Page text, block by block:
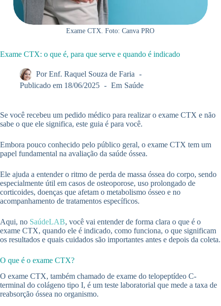
Exame CTX. Foto: Canva PRO
Exame CTX: o que é, para que serve e quando é indicado
Por Enf. Raquel Souza de Faria
Publicado em 18/06/2025 Em Saúde
Se você recebeu um pedido médico para realizar o exame CTX e não
sabe o que ele significa, este guia é para você.
Embora pouco conhecido pelo público geral, o exame CTX tem um
papel fundamental na avaliação da saúde óssea.
Ele ajuda a entender o ritmo de perda de massa óssea do corpo, sendo
especialmente útil em casos de osteoporose, uso prolongado de
corticoides, doenças que afetam o metabolismo ósseo e no
acompanhamento de tratamentos específicos.
Aqui, no SaúdeLAB, você vai entender de forma clara o que é o
exame CTX, quando ele é indicado, como funciona, o que significam
os resultados e quais cuidados são importantes antes e depois da coleta.
O que é o exame CTX?
O exame CTX, também chamado de exame do telopeptídeo C-
terminal do colágeno tipo I, é um teste laboratorial que mede a taxa de
reabsorção óssea no organismo.